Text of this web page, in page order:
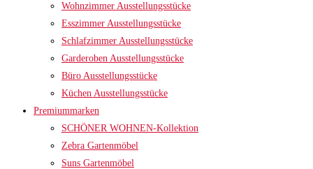
Wohnzimmer Ausstellungsstücke
Esszimmer Ausstellungsstücke
Schlafzimmer Ausstellungsstücke
Garderoben Ausstellungsstücke
Büro Ausstellungsstücke
Küchen Ausstellungsstücke
Premiummarken
SCHÖNER WOHNEN-Kollektion
Zebra Gartenmöbel
Suns Gartenmöbel